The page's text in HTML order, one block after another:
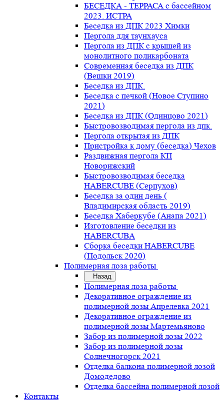
БЕСЕДКА - ТЕРРАСА с бассейном
2023. ИСТРА
Беседка из ДПК 2023 Химки
Пергола для таунхауса
Пергола из ДПК с крышей из
монолитного поликарбоната
Современная беседка из ДПК
(Вешки 2019)
Беседка из ДПК.
Беседка с печкой (Новое Ступино
2021)
Беседка из ДПК (Одинцово 2021)
Быстровозводимая пергола из дпк.
Пергола открытая из ДПК
Пристройка к дому (беседка) Чехов
Раздвижная пергола КП
Новорижский
Быстровозводимая беседка
HABERCUBE (Серпухов)
Беседка за один день (
Владимирская область 2019)
Беседка Хаберкубе (Анапа 2021)
Изготовление беседки из
HABERCUBA
Сборка беседки HABERCUBE
(Подольск 2020)
Полимерная лоза работы
Назад
Полимерная лоза работы
Декоративное ограждение из
полимерной лозы Апрелевка 2021
Декоративное ограждение из
полимерной лозы Мартемьяново
Забор из полимерной лозы 2022
Забор из полимерной лозы
Солнечногорск 2021
Отделка балкона полимерной лозой
Домодедово
Отделка бассейна полимерной лозой
Контакты